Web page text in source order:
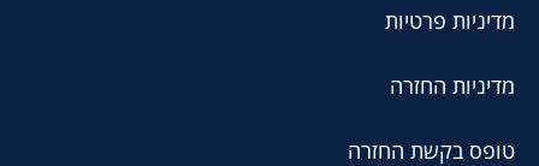
מדיניות פרטיות
מדיניות החזרה
טופס בקשת החזרה